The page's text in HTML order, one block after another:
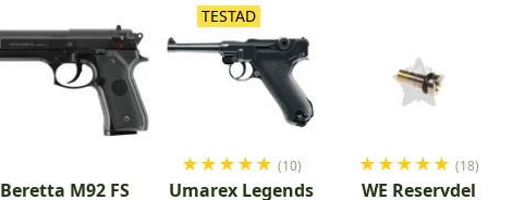
Beretta M92 FS
★★★★★ (10)
Umarex Legends
TESTAD
★★★★★ (18)
WE Reservdel